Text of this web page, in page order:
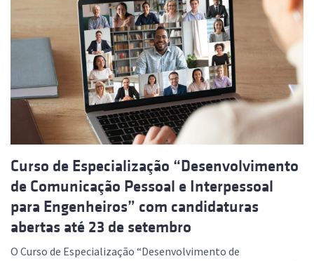
Curso de Especialização “Desenvolvimento
de Comunicação Pessoal e Interpessoal
para Engenheiros” com candidaturas
abertas até 23 de setembro
O Curso de Especialização “Desenvolvimento de